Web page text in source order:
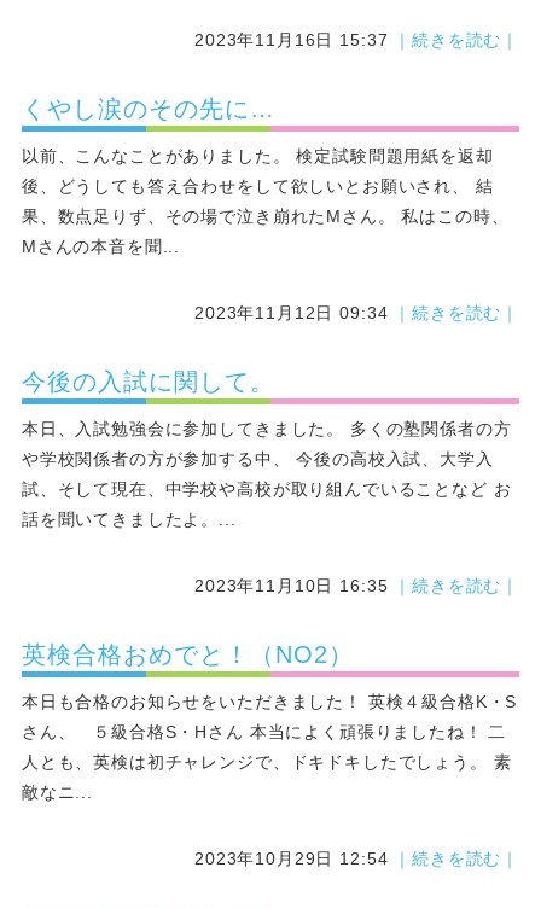
2023年11月16日 15:37 ｜続きを読む｜
くやし涙のその先に…
以前、こんなことがありました。 検定試験問題用紙を返却
後、どうしても答え合わせをして欲しいとお願いされ、 結
果、数点足りず、その場で泣き崩れたMさん。 私はこの時、
Mさんの本音を聞...
2023年11月12日 09:34 ｜続きを読む｜
今後の入試に関して。
本日、入試勉強会に参加してきました。 多くの塾関係者の方
や学校関係者の方が参加する中、 今後の高校入試、大学入
試、そして現在、中学校や高校が取り組んでいることなど お
話を聞いてきましたよ。...
2023年11月10日 16:35 ｜続きを読む｜
英検合格おめでと！（NO2）
本日も合格のお知らせをいただきました！ 英検４級合格K・S
さん、 ５級合格S・Hさん 本当によく頑張りましたね！ 二
人とも、英検は初チャレンジで、ドキドキしたでしょう。 素
敵なニ...
2023年10月29日 12:54 ｜続きを読む｜